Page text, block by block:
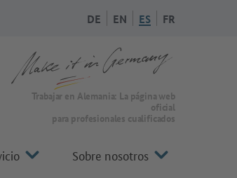
DE EN ES FR
A la página de inicio de Make it in Germany
Trabajar en Alemania: La página web
oficial
para profesionales cualificados
Sobre nosotros